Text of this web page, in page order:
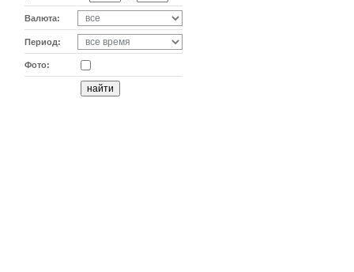
Валюта:
Период:
Фото: